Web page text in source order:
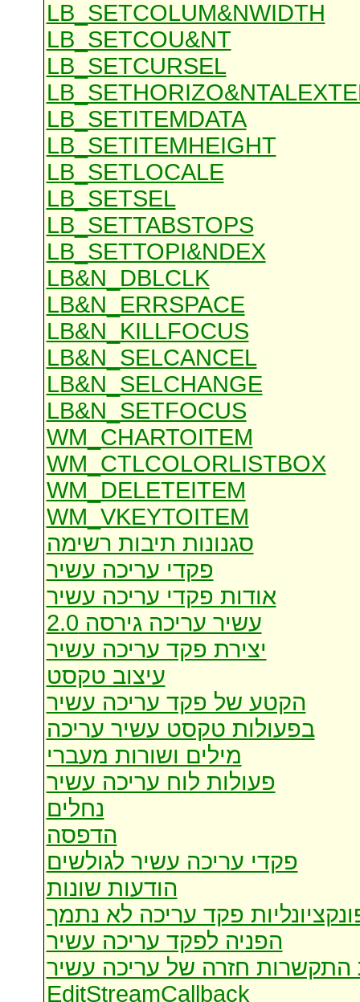
LB_SETCOLUM&NWIDTH
LB_SETCOU&NT
LB_SETCURSEL
LB_SETITEMDATA
LB_SETITEMHEIGHT
LB_SETLOCALE
LB_SETSEL
LB_SETTABSTOPS
LB_SETTOPI&NDEX
LB&N_DBLCLK
LB&N_ERRSPACE
LB&N_KILLFOCUS
LB&N_SELCANCEL
LB&N_SELCHANGE
LB&N_SETFOCUS
WM_CHARTOITEM
WM_CTLCOLORLISTBOX
WM_DELETEITEM
WM_VKEYTOITEM
סגנונות תיבות רשימה
פקדי עריכה עשיר
אודות פקדי עריכה עשיר
עשיר עריכה גירסה 2.0
יצירת פקד עריכה עשיר
עיצוב טקסט
הקטע של פקד עריכה עשיר
בפעולות טקסט עשיר עריכה
מילים ושורות מעברי
פעולות לוח עריכה עשיר
נחלים
הדפסה
פקדי עריכה עשיר לגולשים
הודעות שונות
פקד עריכה לא נתמך
הפניה לפקד עריכה עשיר
התקשרות חזרה של עריכה עשיר
EditStreamCallback